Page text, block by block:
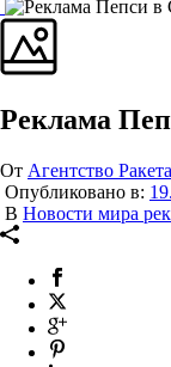
Реклама
От Агентство Ракета
Опубликовано в:
В Новости мира